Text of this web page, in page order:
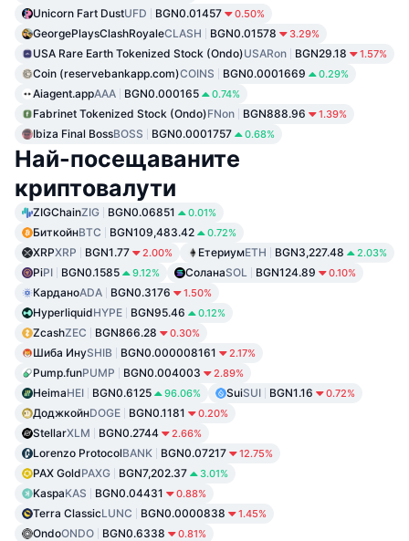
Unicorn Fart DustUFD BGN0.01457 0.50%
GeorgePlaysClashRoyaleCLASH BGN0.01578 3.29%
USA Rare Earth Tokenized Stock (Ondo)USARon BGN29.18 1.57%
Coin (reservebankapp.com)COINS BGN0.0001669 0.29%
Aiagent.appAAA BGN0.000165 0.74%
Fabrinet Tokenized Stock (Ondo)FNon BGN888.96 1.39%
Ibiza Final BossBOSS BGN0.0001757 0.68%
Най-посещаваните
криптовалути
ZIGChainZIG BGN0.06851 0.01%
БиткойнBTC BGN109,483.42 0.72%
XRPXRP BGN1.77 2.00% ЕтериумETH BGN3,227.48 2.03%
PiPI BGN0.1585 9.12% СоланаSOL BGN124.89 0.10%
КарданоADA BGN0.3176 1.50%
HyperliquidHYPE BGN95.46 0.12%
ZcashZEC BGN866.28 0.30%
Шиба ИнуSHIB BGN0.000008161 2.17%
Pump.funPUMP BGN0.004003 2.89%
HeimaHEI BGN0.6125 96.06% SuiSUI BGN1.16 0.72%
ДоджкойнDOGE BGN0.1181 0.20%
StellarXLM BGN0.2744 2.66%
Lorenzo ProtocolBANK BGN0.07217 12.75%
PAX GoldPAXG BGN7,202.37 3.01%
KaspaKAS BGN0.04431 0.88%
Terra ClassicLUNC BGN0.0000838 1.45%
OndoONDO BGN0.6338 0.81%